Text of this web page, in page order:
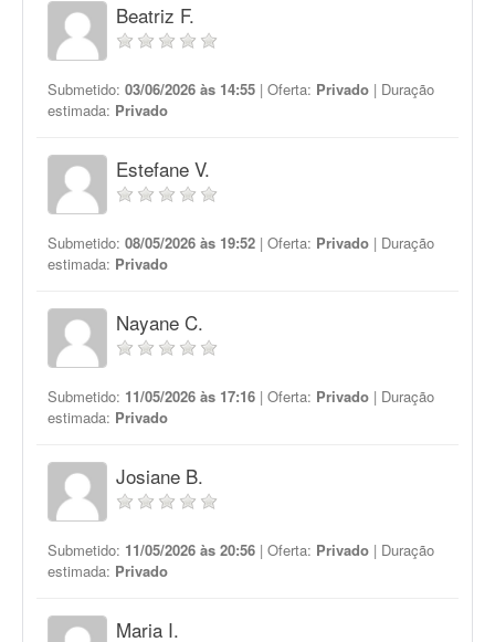
Beatriz F.
Submetido: 03/06/2026 às 14:55 | Oferta: Privado | Duração
estimada: Privado
Estefane V.
Submetido: 08/05/2026 às 19:52 | Oferta: Privado | Duração
estimada: Privado
Nayane C.
Submetido: 11/05/2026 às 17:16 | Oferta: Privado | Duração
estimada: Privado
Josiane B.
Submetido: 11/05/2026 às 20:56 | Oferta: Privado | Duração
estimada: Privado
Maria I.